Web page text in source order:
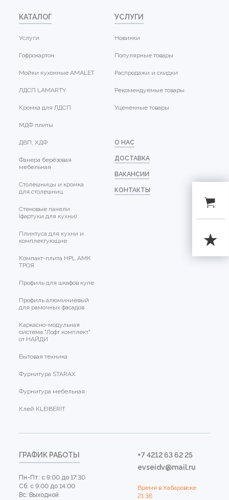
КАТАЛОГ
Услуги
Гофрокартон
Мойки кухонные AMALET
ЛДСП LAMARTY
Кромка для ЛДСП
МДФ плиты
ДВП, ХДФ
Фанера берёзовая
мебельная
Столешницы и кромка
для столешниц
Стеновые панели
(фартуки для кухни)
Плинтуса для кухни и
комплектующие
Компакт-плита HPL АМК
ТРОЯ
Профиль для шкафов купе
Профиль алюминиевый
для рамочных фасадов
Каркасно-модульная
система "Лофт комплект"
от НАЙДИ
Бытовая техника
Фурнитура STARAX
Фурнитура мебельная
Клей KLEIBERIT
УСЛУГИ
Новинки
Популярные товары
Распродажи и скидки
Рекомендуемые товары
Уцененные товары
О НАС
ДОСТАВКА
ВАКАНСИИ
КОНТАКТЫ
ГРАФИК РАБОТЫ
Пн-Пт: с 9:00 до 17:30
Сб: с 9:00 до 14:00
Вс: Выходной
+7 4212 63 62 25
evseidv@mail.ru
Время в Хабаровске
21:36